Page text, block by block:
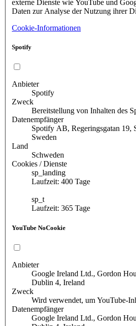
externe Dienste wie YouTube und
Daten zur Analyse der Nutzung ihrer
Cookie-Informationen
Spotify
Anbieter
Spotify
Zweck
Bereitstellung von Inhalten des
Datenempfänger
Spotify AB, Regeringsgatan 19,
Sweden
Land
Schweden
Cookies / Dienste
sp_landing
Laufzeit: 400 Tage
sp_t
Laufzeit: 365 Tage
YouTube NoCookie
Anbieter
Google Ireland Ltd., Gordon
Dublin 4, Ireland
Zweck
Wird verwendet, um YouTube-
Datenempfänger
Google Ireland Ltd., Gordon